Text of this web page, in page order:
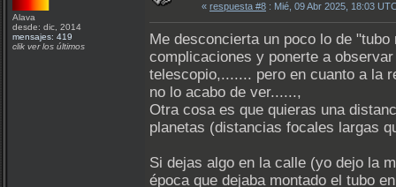
Alava
desde: dic, 2014
mensajes: 419
clik ver los últimos
« respuesta #8 : Mié, 09 Abr 2025, 18:03
Me desconcierta un poco lo de
complicaciones y ponerte a
telescopio,....... pero en cuanto a la
no lo acabo de ver......,
Otra cosa es que quieras una
planetas (distancias focales largas
Si dejas algo en la calle (yo dejo la
época que dejaba montado el tubo